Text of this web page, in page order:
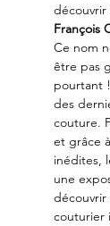
découvrir
François
Ce nom
être pas
pourtant
des
couture.
et grâce
inédites,
une
découvrir
couturier